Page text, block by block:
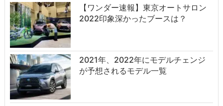
【ワンダー速報】東京オートサロン
2022印象深かったブースは？
2021年、2022年にモデルチェンジ
が予想されるモデル一覧